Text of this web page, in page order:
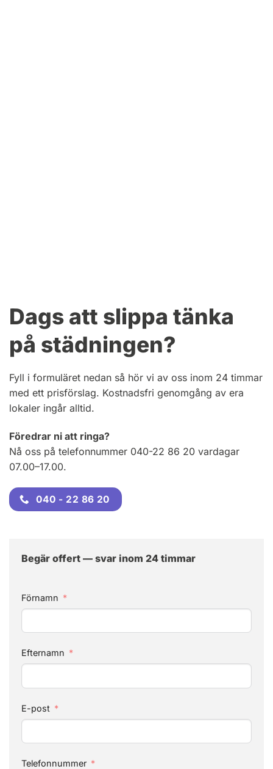
Dags att slippa tänka
på städningen?
Fyll i formuläret nedan så hör vi av oss inom 24 timmar
med ett prisförslag. Kostnadsfri genomgång av era
lokaler ingår alltid.
Föredrar ni att ringa?
Nå oss på telefonnummer 040-22 86 20 vardagar
07.00–17.00.
040 - 22 86 20
Begär offert — svar inom 24 timmar
Förnamn
Efternamn
E-post
Telefonnummer